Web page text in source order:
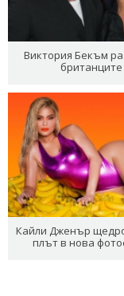
Виктория Бекъм
британците
Кайли Дженър
плът в нова